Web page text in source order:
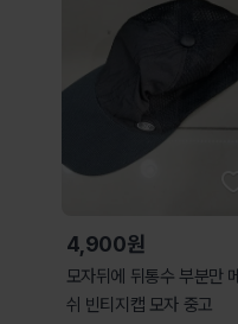
4,900원
모자뒤에 뒤통수 부분만 메
쉬 빈티지캡 모자 중고